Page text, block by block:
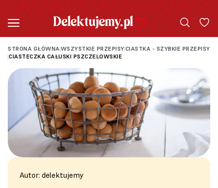
STRONA GŁÓWNA|WSZYSTKIE PRZEPISY|CIASTKA - SZYBKIE PRZEPISY
|CIASTECZKA CAŁUSKI PSZCZELOWSKIE
Autor: delektujemy